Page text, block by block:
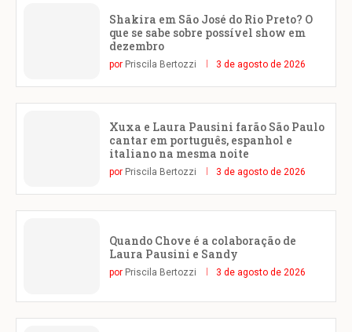
Shakira em São José do Rio Preto? O
que se sabe sobre possível show em
dezembro
por Priscila Bertozzi 3 de agosto de 2026
Xuxa e Laura Pausini farão São Paulo
cantar em português, espanhol e
italiano na mesma noite
por Priscila Bertozzi 3 de agosto de 2026
Quando Chove é a colaboração de
Laura Pausini e Sandy
por Priscila Bertozzi 3 de agosto de 2026